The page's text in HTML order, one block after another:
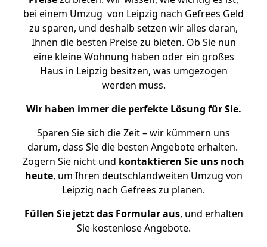
bei einem Umzug von Leipzig nach Gefrees Geld
zu sparen, und deshalb setzen wir alles daran,
Ihnen die besten Preise zu bieten. Ob Sie nun
eine kleine Wohnung haben oder ein großes
Haus in Leipzig besitzen, was umgezogen
werden muss.
Wir haben immer die perfekte Lösung für Sie.
Sparen Sie sich die Zeit – wir kümmern uns
darum, dass Sie die besten Angebote erhalten.
Zögern Sie nicht und kontaktieren Sie uns noch
heute, um Ihren deutschlandweiten Umzug von
Leipzig nach Gefrees zu planen.
Füllen Sie jetzt das Formular aus, und erhalten
Sie kostenlose Angebote.